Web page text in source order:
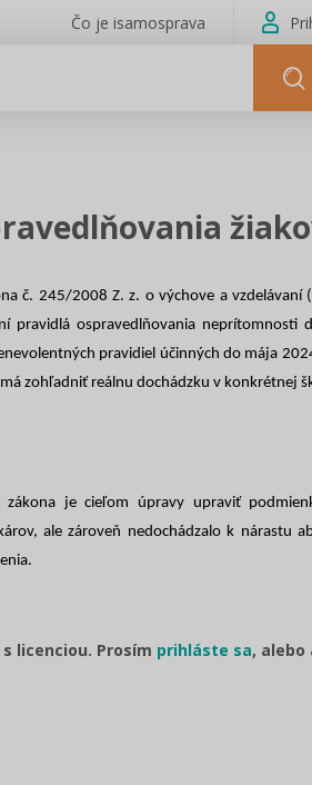
Čo je isamosprava
č. 245/2008 Z. z. o výchove a vzdelávaní
pravidlá ospravedlňovania neprítomnosti
pravidiel účinných do mája
zohľadniť reálnu dochádzku v konkrétnej
je cieľom úpravy upraviť
ale zároveň nedochádzalo k nárastu
licenciou. Prosím prihláste sa, alebo